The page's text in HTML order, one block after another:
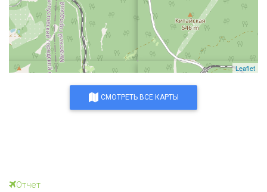
Leaflet
СМОТРЕТЬ ВСЕ КАРТЫ
Отчет